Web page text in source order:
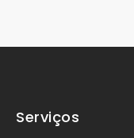
Serviços